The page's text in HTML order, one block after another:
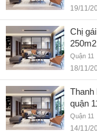
19/11/
Chị
Quận 11
18/11/
Thanh
quận
Quận 11
14/11/